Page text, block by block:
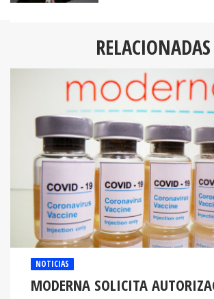
RELACIONADAS
NOTICIAS
MODERNA SOLICITA